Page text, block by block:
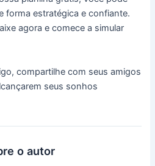
forma estratégica e confiante.
agora e comece a simular
compartilhe com seus amigos
seus sonhos
o autor